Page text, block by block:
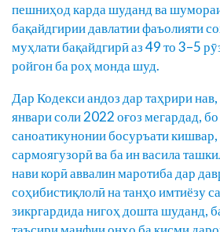
пешниҳод карда шуданд ва
бақайдгирии давлатии фаъолияти
муҳлати бақайдгирӣ аз 49 то 3–5
ройгон ба роҳ монда шуд.
Дар Кодекси андоз дар таҳрири
январи соли 2022 оғоз мегардад,
саноатикунонии босуръати
сармоягузорӣ ва ба ин васила
нави корӣ аввалин маротиба дар
соҳибистиқлолӣ на танҳо имтиёзу
зикргардида нигоҳ дошта шуданд,